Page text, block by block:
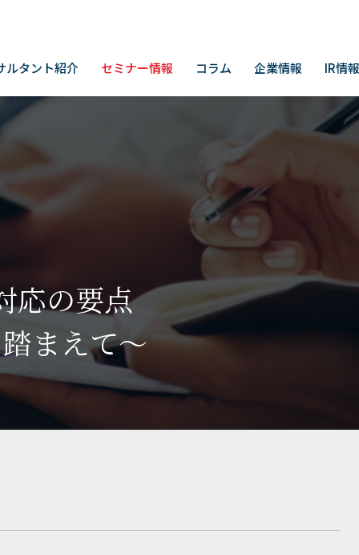
ルタント紹介 セミナー情報 コラム 企業情報 IR情報
応の要点
まえて～